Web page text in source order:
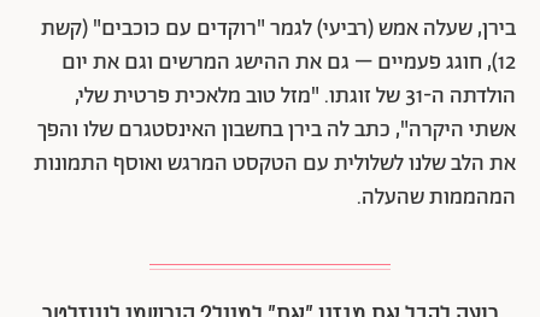
בירן, שעלה אמש (רביעי) לגמר "רוקדים עם כוכבים" (קשת
12), חוגג פעמיים – גם את ההישג המרשים וגם את יום
הולדתה ה-31 של זוגתו. "מזל טוב מלאכית פרטית שלי,
אשתי היקרה", כתב לה בירן בחשבון האינסטגרם שלו והפך
את הלב שלנו לשלולית עם הטקסט המרגש ואוסף התמונות
המהממות שהעלה.